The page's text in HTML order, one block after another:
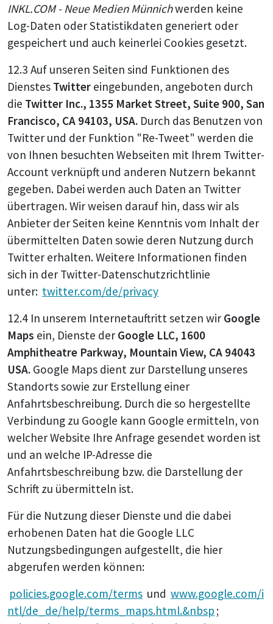
INKL.COM - Neue Medien Münnichwerden keine
Log-Daten oder Statistikdaten generiert oder
gespeichert und auch keinerlei Cookies gesetzt.
12.3 Auf unseren Seiten sind Funktionen des
Dienstes Twitter eingebunden, angeboten durch
die Twitter Inc., 1355 Market Street, Suite 900, San
Francisco, CA 94103, USA. Durch das Benutzen von
Twitter und der Funktion "Re-Tweet" werden die
von Ihnen besuchten Webseiten mit Ihrem Twitter-
Account verknüpft und anderen Nutzern bekannt
gegeben. Dabei werden auch Daten an Twitter
übertragen. Wir weisen darauf hin, dass wir als
Anbieter der Seiten keine Kenntnis vom Inhalt der
übermittelten Daten sowie deren Nutzung durch
Twitter erhalten. Weitere Informationen finden
sich in der Twitter-Datenschutzrichtlinie
unter: twitter.com/de/privacy
12.4 In unserem Internetauftritt setzen wir Google
Maps ein, Dienste der Google LLC, 1600
Amphitheatre Parkway, Mountain View, CA 94043
USA. Google Maps dient zur Darstellung unseres
Standorts sowie zur Erstellung einer
Anfahrtsbeschreibung. Durch die so hergestellte
Verbindung zu Google kann Google ermitteln, von
welcher Website Ihre Anfrage gesendet worden ist
und an welche IP-Adresse die
Anfahrtsbeschreibung bzw. die Darstellung der
Schrift zu übermitteln ist.
Für die Nutzung dieser Dienste und die dabei
erhobenen Daten hat die Google LLC
Nutzungsbedingungen aufgestellt, die hier
abgerufen werden können:
policies.google.com/terms und www.google.com/i
ntl/de_de/help/terms_maps.html.&nbsp ;